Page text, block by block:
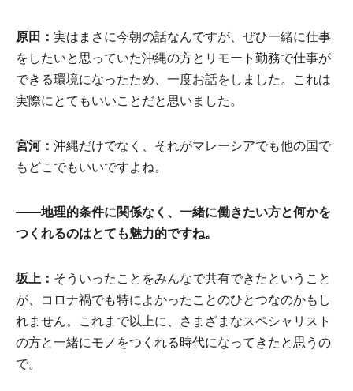
原田： 実はまさに今朝の話なんですが、ぜひ一緒に仕事
をしたいと思っていた沖縄の方とリモート勤務で仕事が
できる環境になったため、一度お話をしました。これは
実際にとてもいいことだと思いました。
宮河： 沖縄だけでなく、それがマレーシアでも他の国で
もどこでもいいですよね。
――地理的条件に関係なく、一緒に働きたい方と何かを
つくれるのはとても魅力的ですね。
坂上： そういったことをみんなで共有できたということ
が、コロナ禍でも特によかったことのひとつなのかもし
れません。これまで以上に、さまざまなスペシャリスト
の方と一緒にモノをつくれる時代になってきたと思うの
で。